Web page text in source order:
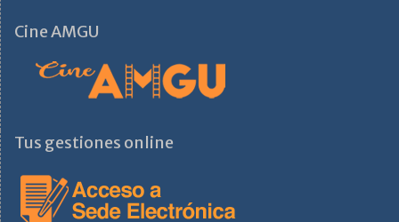
Cine AMGU
Tus gestiones online